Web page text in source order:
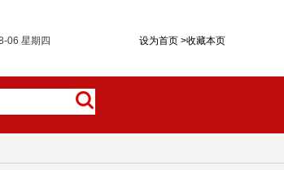
设为首页 >收藏本页
06 星期四